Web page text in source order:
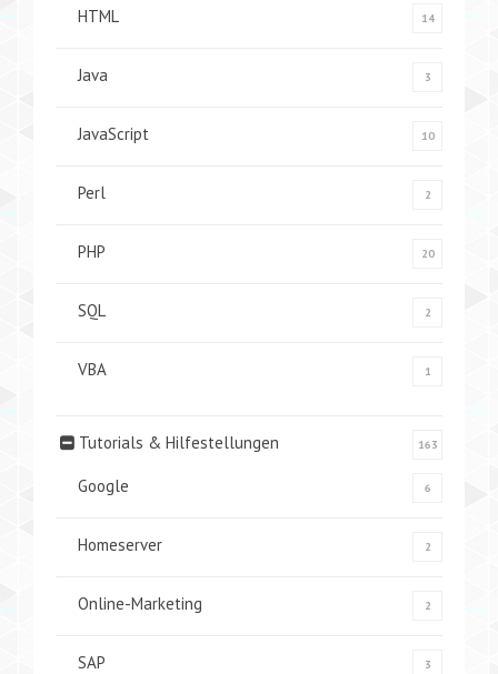
HTML 14
Java 3
JavaScript 10
Perl 2
PHP 20
SQL 2
VBA 1
Tutorials & Hilfestellungen 163
Google 6
Homeserver 2
Online-Marketing 2
SAP 3